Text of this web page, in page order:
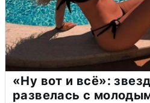
«Ну вот и всё»:
развелась с